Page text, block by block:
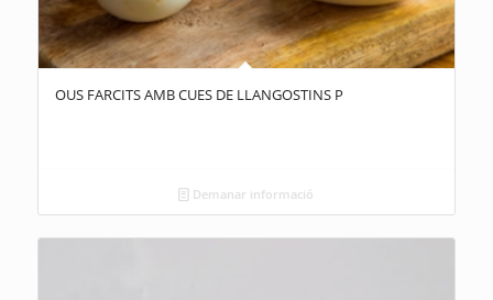
OUS FARCITS AMB CUES DE LLANGOSTINS P
Demanar informació